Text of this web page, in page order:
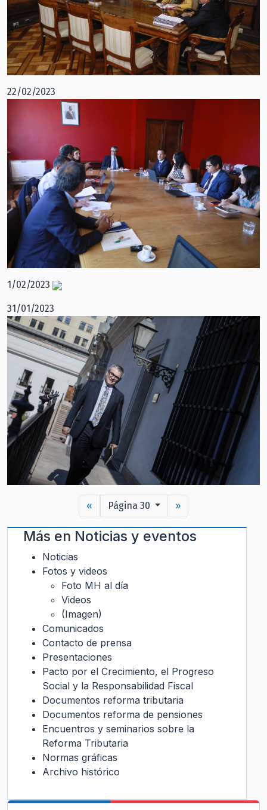
22/02/2023
1/02/2023
31/01/2023
« Página 30 »
Más en Noticias y eventos
Noticias
Fotos y videos
Foto MH al día
Videos
(Imagen)
Comunicados
Contacto de prensa
Presentaciones
Pacto por el Crecimiento, el Progreso
Social y la Responsabilidad Fiscal
Documentos reforma tributaria
Documentos reforma de pensiones
Encuentros y seminarios sobre la
Reforma Tributaria
Normas gráficas
Archivo histórico